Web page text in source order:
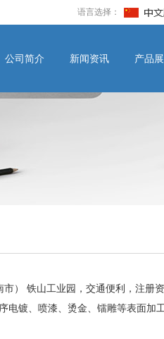
语言选择：
公司简介 新闻资讯 产品
铁山工业园，交通便利，注册资
镀、喷漆、烫金、镭雕等表面加